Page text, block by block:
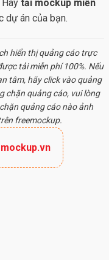
tải mockup miễn
dự án của bạn.
hiển thị quảng cáo trực
tải miễn phí 100%. Nếu
tâm, hãy click vào quảng
chặn quảng cáo, vui lòng
quảng cáo nào ảnh
freemockup.